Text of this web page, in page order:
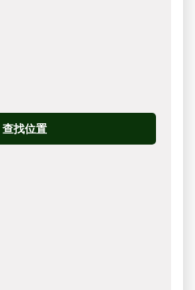
查找位置